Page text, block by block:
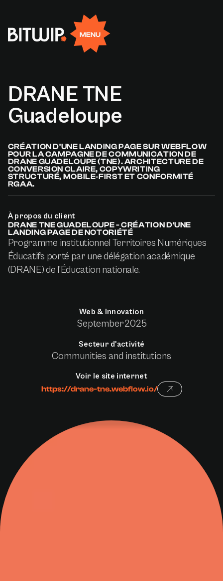
MENU
Facebook LinkedinXInstagram
FR
DRANE TNE
Guadeloupe
CRÉATION D'UNE LANDING PAGE SUR WEBFLOW
POUR LA CAMPAGNE DE COMMUNICATION DE
DRANE GUADELOUPE (TNE). ARCHITECTURE DE
CONVERSION CLAIRE, COPYWRITING
STRUCTURÉ, MOBILE‑FIRST ET CONFORMITÉ
RGAA.
À propos du client
DRANE TNE GUADELOUPE - CRÉATION D'UNE
LANDING PAGE DE NOTORIÉTÉ
Programme institutionnel Territoires Numériques
Éducatifs porté par une délégation académique
(DRANE) de l’Éducation nationale.
Web & Innovation
September2025
Secteur d'activité
Communities and institutions
Voir le site internet
https://drane-tne.webflow.io/